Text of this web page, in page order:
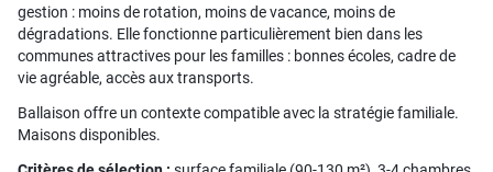
gestion : moins de rotation, moins de vacance, moins de
dégradations. Elle fonctionne particulièrement bien dans les
communes attractives pour les familles : bonnes écoles, cadre de
vie agréable, accès aux transports.
Ballaison offre un contexte compatible avec la stratégie familiale.
Maisons disponibles.